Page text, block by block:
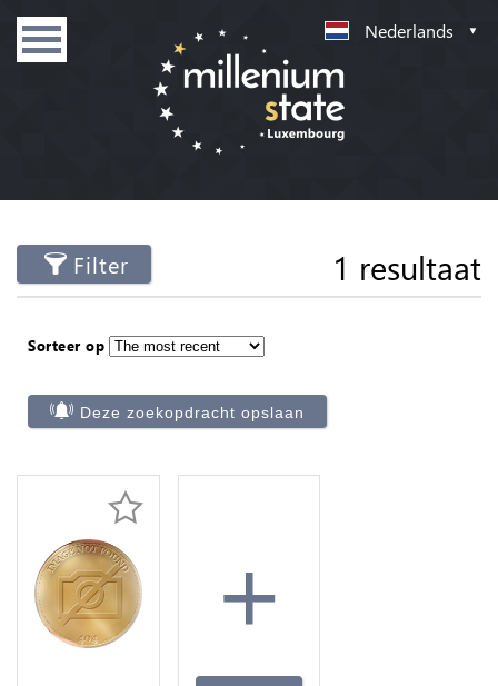
Nederlands
Filter 1 resultaat
Sorteer op
Deze zoekopdracht opslaan
+